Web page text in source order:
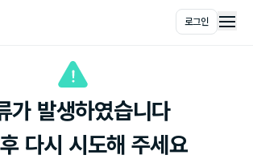
로그인 메인
가 발생하였습니다
다시 시도해 주세요